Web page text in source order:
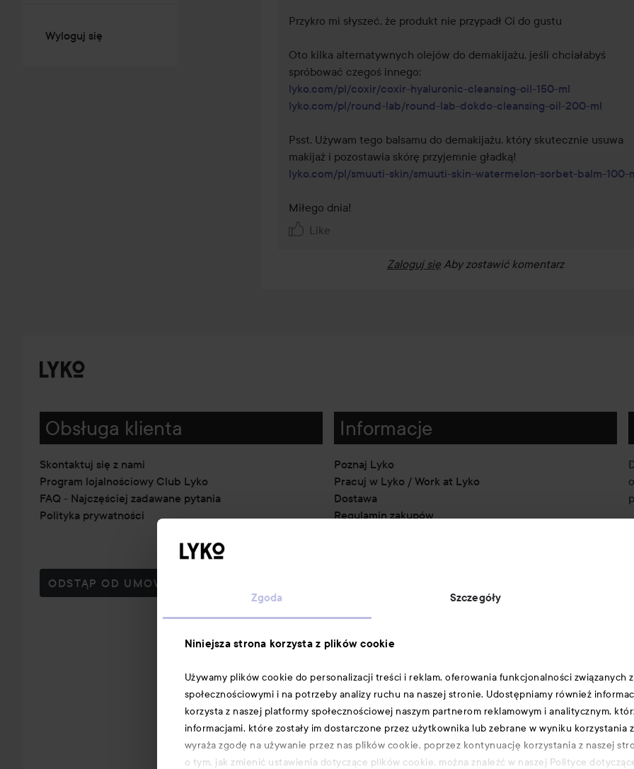
Zgoda Szczegóły
Niniejsza strona korzysta z plików cookie
Używamy plików cookie do personalizacji treści i reklam, oferowania funkcjonalności związanych
społecznościowymi i na potrzeby analizy ruchu na naszej stronie. Udostępniamy również
korzysta z naszej platformy społecznościowej naszym partnerom reklamowym i analitycznym,
informacjami, które zostały im dostarczone przez użytkownika lub zebrane w wyniku korzystania
wyraża zgodę na używanie przez nas plików cookie, poprzez kontynuację korzystania z naszej
o tym, jak zmienić ustawienia dotyczące plików cookie, można znaleźć w naszej Polityce
Wyloguj się
Przykro mi słyszeć, że produkt nie przypadł Ci do gustu
Oto kilka alternatywnych olejów do demakijażu, jeśli chciałabyś
lyko.com/pl/coxir/coxir-hyaluronic-cleansing-oil-150-ml
lyko.com/pl/round-lab/round-lab-dokdo-cleansing-oil-200-ml
Psst. Używam tego balsamu do demakijażu, który skutecznie usuwa
lyko.com/pl/smuuti-skin/smuuti-skin-watermelon-sorbet-balm-100-
Like
Zaloguj się Aby zostawić komentarz
Obsługa klienta
Skontaktuj się z nami
Program lojalnościowy Club Lyko
FAQ - Najczęściej zadawane pytania
Polityka prywatności
ODSTĄP OD UMOWY TUTAJ
Informacje
Poznaj Lyko
Pracuj w Lyko / Work at Lyko
Dostawa
Regulamin zakupów
Metody płatności:
Dostawa: